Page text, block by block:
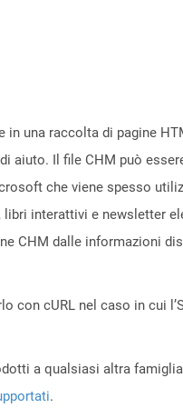
una raccolta di pagine
aiuto. Il file CHM può
che viene spesso
interattivi e newsletter
CHM dalle informazioni
con cURL nel caso in cui
a qualsiasi altra famiglia
.